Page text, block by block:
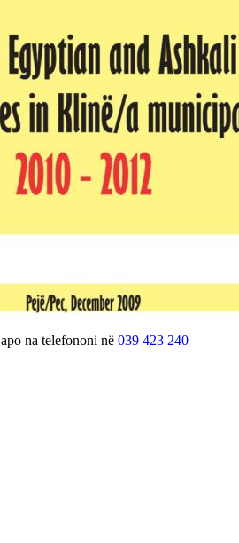
apo na telefononi në 039 423 240